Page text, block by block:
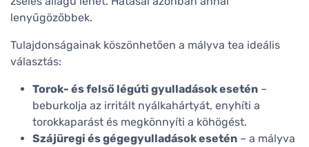
lenyűgözőbbek.
Tulajdonságainak köszönhetően a mályva tea ideális
választás:
Torok- és felső légúti gyulladások esetén –
beburkolja az irritált nyálkahártyát, enyhíti a
torokkaparást és megkönnyíti a köhögést.
Szájüregi és gégegyulladások esetén – a mályva